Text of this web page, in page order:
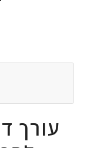
עורך